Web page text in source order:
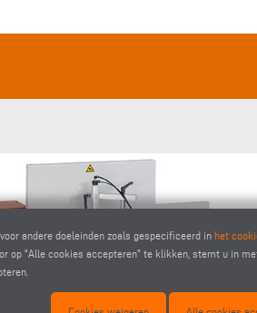
andere doeleinden zoals gespecificeerd in het
op "Alle cookies accepteren" te klikken, stemt u in